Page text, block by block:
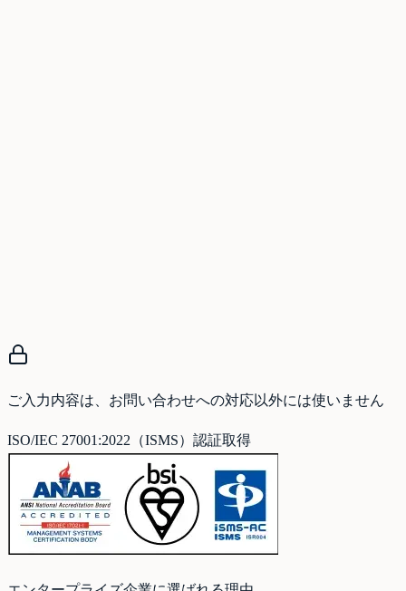
ご入力内容は、お問い合わせへの対応以外には使いません
ISO/IEC 27001:2022（ISMS）認証取得